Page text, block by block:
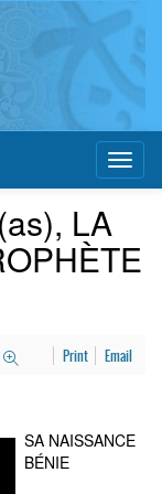
LA
Print Email
SA NAISSANCE
BÉNIE